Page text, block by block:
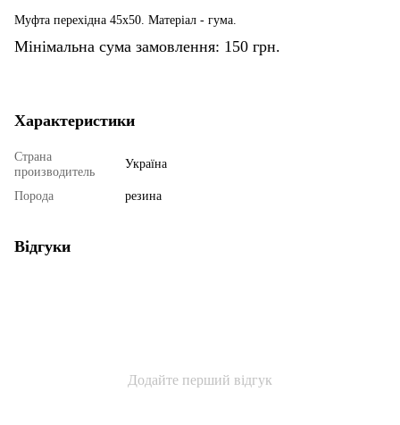
Муфта перехідна 45х50. Матеріал - гума.
Мінімальна сума замовлення: 150 грн.
Характеристики
Страна
производитель
Україна
Порода резина
Відгуки
Додайте перший відгук